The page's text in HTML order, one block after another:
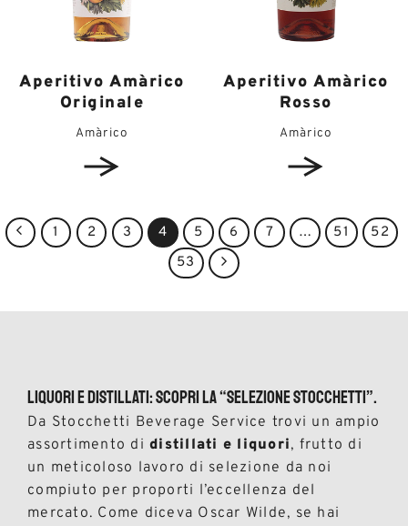
Aperitivo Amàrico
Originale
Amàrico
Aperitivo Amàrico
Rosso
Amàrico
1 2 3 4 5 6 7 … 51
52
53
Liquori e distillati: scopri la “Selezione Stocchetti”.
Da Stocchetti Beverage Service trovi un ampio
assortimento di distillati e liquori, frutto di
un meticoloso lavoro di selezione da noi
compiuto per proporti l’eccellenza del
mercato. Come diceva Oscar Wilde, se hai